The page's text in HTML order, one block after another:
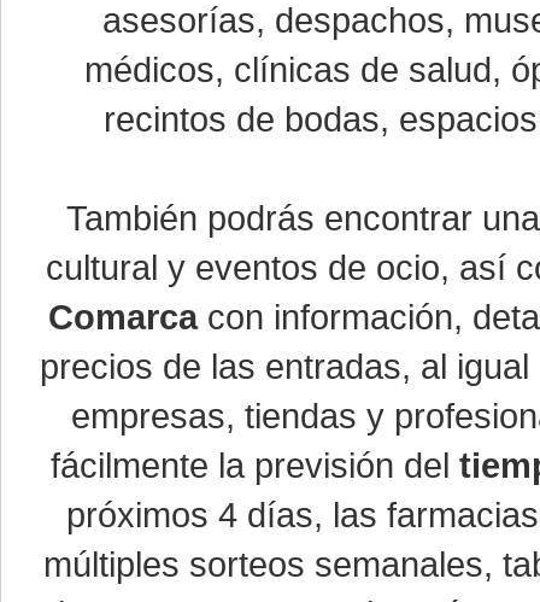
asesorías, despachos,
médicos, clínicas de salud,
recintos de bodas,
También podrás encontrar
cultural y eventos de ocio, así
Comarcacon información,
precios de las entradas, al
empresas, tiendas y
fácilmente la previsión del
próximos 4 días, las
múltiples sorteos semanales,